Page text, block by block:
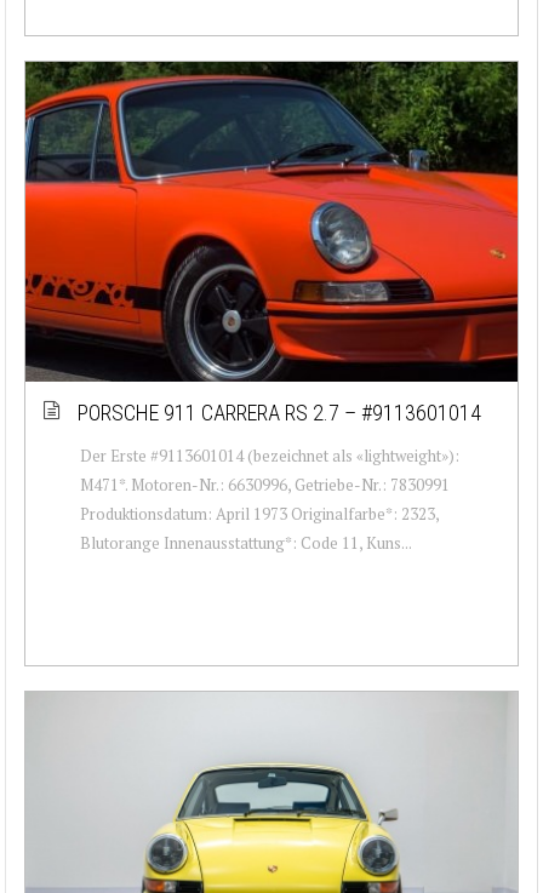
PORSCHE 911 CARRERA RS 2.7 – #9113601014
Der Erste #9113601014 (bezeichnet als «lightweight»):
M471*. Motoren-Nr.: 6630996, Getriebe-Nr.: 7830991
Produktionsdatum: April 1973 Originalfarbe*: 2323,
Blutorange Innenausstattung*: Code 11, Kuns...